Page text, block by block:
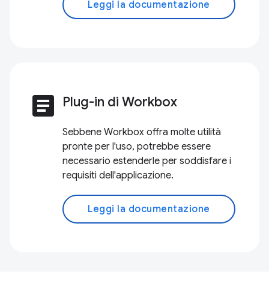
Leggi la documentazione
article Plug-in di Workbox
Sebbene Workbox offra molte utilità
pronte per l'uso, potrebbe essere
necessario estenderle per soddisfare i
requisiti dell'applicazione.
Leggi la documentazione